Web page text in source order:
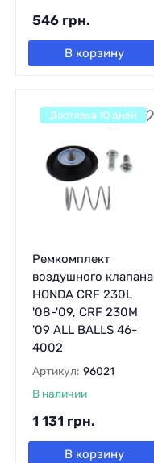
546 грн.
В корзину
Ремкомплект
воздушного клапана
HONDA CRF 230L
'08-'09, CRF 230M
'09 ALL BALLS 46-
4002
Артикул: 96021
В наличии
1 131 грн.
В корзину
Доставка 10 дней